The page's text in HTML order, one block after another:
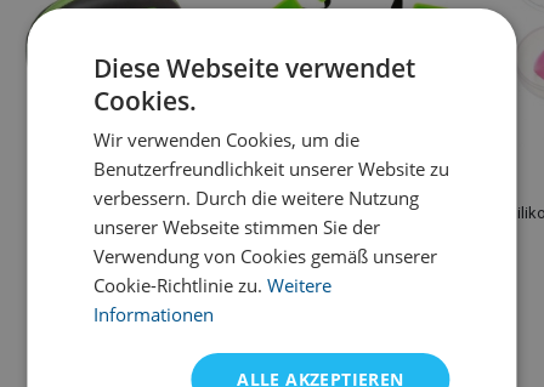
Mad Wave Case For
Swimming Goggles
11,91 €
Lagervarianten
Schwimm-Trainingsband
Mad Wave
16,44 €
Diese Webseite verwendet
Cookies.
Wir verwenden Cookies, um die
Benutzerfreundlichkeit unserer Website zu
verbessern. Durch die weitere Nutzung
unserer Webseite stimmen Sie der
Verwendung von Cookies gemäß unserer
Cookie-Richtlinie zu.Weitere
Informationen
ALLE AKZEPTIEREN